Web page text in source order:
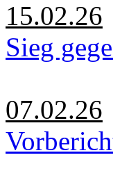
15.02.26
Sieg
07.02.26